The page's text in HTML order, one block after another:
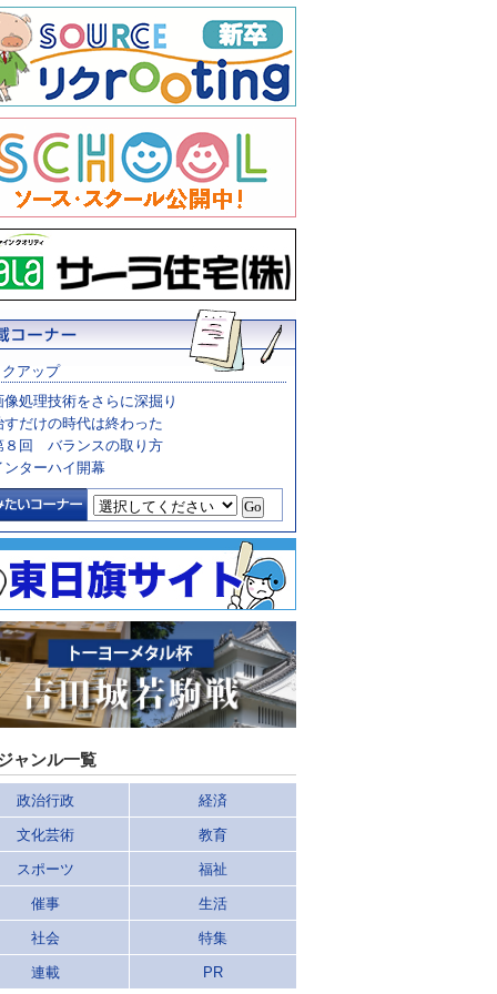
アップ
像処理技術をさらに深掘り
すだけの時代は終わった
８回 バランスの取り方
ンターハイ開幕
ャンル一覧
政治行政 経済
文化芸術 教育
スポーツ 福祉
催事 生活
社会 特集
連載 PR